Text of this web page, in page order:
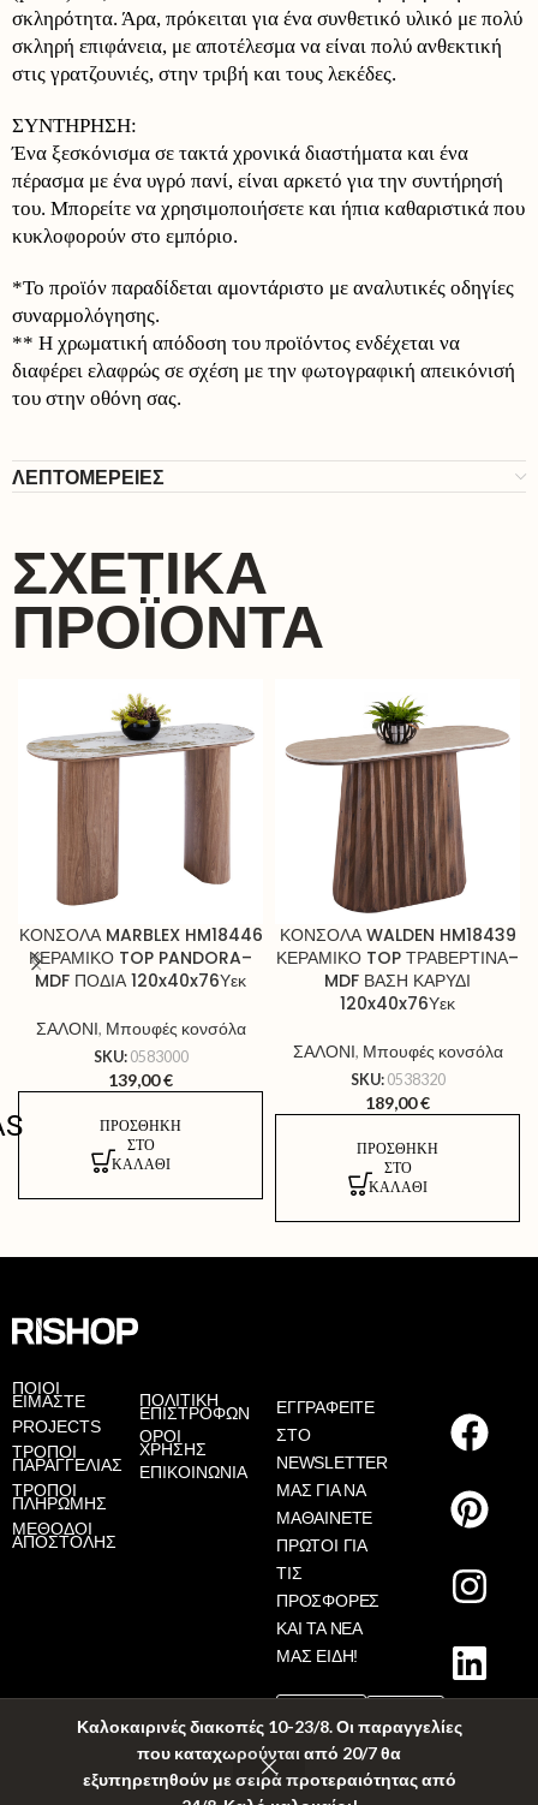
Καλοκαιρινές διακοπές 10-23/8. Οι παραγγελίες
που καταχωρούνται από 20/7 θα
εξυπηρετηθούν με σειρά προτεραιότητας από
σκληρότητα. Άρα, πρόκειται για ένα συνθετικό υλικό με πολύ
σκληρή επιφάνεια, με αποτέλεσμα να είναι πολύ ανθεκτική
στις γρατζουνιές, στην τριβή και τους λεκέδες.
ΣΥΝΤΗΡΗΣΗ:
Ένα ξεσκόνισμα σε τακτά χρονικά διαστήματα και ένα
πέρασμα με ένα υγρό πανί, είναι αρκετό για την συντήρησή
του. Μπορείτε να χρησιμοποιήσετε και ήπια καθαριστικά που
κυκλοφορούν στο εμπόριο.
*To προϊόν παραδίδεται αμοντάριστο με αναλυτικές οδηγίες
συναρμολόγησης.
** Η χρωματική απόδοση του προϊόντος ενδέχεται να
διαφέρει ελαφρώς σε σχέση με την φωτογραφική απεικόνισή
του στην οθόνη σας.
ΛΕΠΤΟΜΕΡΕΙΕΣ
ΣΧΕΤΙΚΆ
ΠΡΟΪΌΝΤΑ
ΚΟΝΣΟΛΑ MARBLEX HM18446
ΚΕΡΑΜΙΚΟ TOP PANDORA–
MDF ΠΟΔΙΑ 120x40x76Υεκ
ΣΑΛΟΝΙ, Μπουφές κονσόλα
SKU: 0583000
139,00€
ΠΡΟΣΘΉΚΗ
ΣΤΟ
ΚΑΛΆΘΙ
ΚΟΝΣΟΛΑ WALDEN HM18439
ΚΕΡΑΜΙΚΟ TOP ΤΡΑΒΕΡΤΙΝΑ–
MDF ΒΑΣΗ ΚΑΡΥΔΙ
120x40x76Υεκ
ΣΑΛΟΝΙ, Μπουφές κονσόλα
SKU: 0538320
189,00€
ΠΡΟΣΘΉΚΗ
ΣΤΟ
ΚΑΛΆΘΙ
ΠΟΙΟΙ
ΕΙΜΑΣΤΕ
PROJECTS
ΤΡΟΠΟΙ
ΠΑΡΑΓΓΕΛΙΑΣ
ΤΡΟΠΟΙ
ΠΛΗΡΩΜΗΣ
ΜΕΘΟΔΟΙ
ΑΠΟΣΤΟΛΗΣ
ΠΟΛΙΤΙΚΗ
ΕΠΙΣΤΡΟΦΩΝ
ΟΡΟΙ
ΧΡΗΣΗΣ
ΕΠΙΚΟΙΝΩΝΙΑ
ΕΓΓΡΑΦΕΙΤΕ
ΣΤΟ
NEWSLETTER
ΜΑΣ ΓΙΑ ΝΑ
ΜΑΘΑΙΝΕΤΕ
ΠΡΩΤΟΙ ΓΙΑ
ΤΙΣ
ΠΡΟΣΦΟΡΕΣ
ΚΑΙ ΤΑ ΝΕΑ
ΜΑΣ ΕΙΔΗ!
©2025 RISHOP • CREATED BY PROWEB